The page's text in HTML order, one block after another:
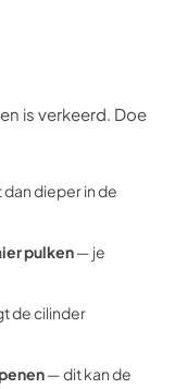
is verkeerd. Doe
dieper in de
pulken— je
de cilinder
— dit kan de